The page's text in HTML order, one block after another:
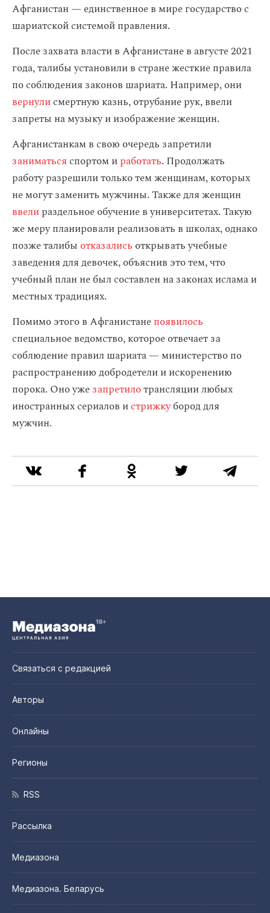
Афганистан — единственное в мире государство с
шариатской системой правления.
После захвата власти в Афганистане в августе 2021
года, талибы установили в стране жесткие правила
по соблюдения законов шариата. Например, они
вернулисмертную казнь, отрубание рук, ввели
запреты на музыку и изображение женщин.
Афганистанкам в свою очередь запретили
заниматьсяспортом иработать. Продолжать
работу разрешили только тем женщинам, которых
не могут заменить мужчины. Также для женщин
ввелираздельное обучение в университетах. Такую
же меру планировали реализовать в школах, однако
позже талибы отказались открывать учебные
заведения для девочек, объяснив это тем, что
учебный план не был составлен на законах ислама и
местных традициях.
Помимо этого в Афганистанепоявилось
специальное ведомство, которое отвечает за
соблюдение правил шариата — министерство по
распространению добродетели и искоренению
порока. Оно ужезапретилотрансляции любых
иностранных сериалов истрижкубород для
мужчин.
Связаться с редакцией
Авторы
Онлайны
Регионы
RSS
Рассылка
Медиазона
Медиазона. Беларусь